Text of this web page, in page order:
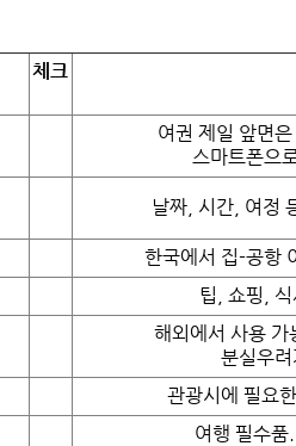
체크
여권 제일 앞면
스마트폰으
날짜, 시간, 여정
한국에서 집-공항
팁, 쇼핑,
해외에서 사용
분실우
관광시에 필요
여행 필수